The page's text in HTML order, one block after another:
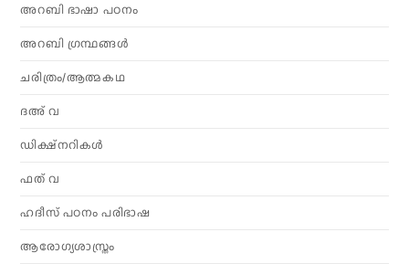
അറബി ഭാഷാ പഠനം
അറബി ഗ്രന്ഥങ്ങൾ
ചരിത്രം/ആത്മകഥ
ദഅ് വ
ഡിക്ഷ്നറികൾ
ഫത് വ
ഹദീസ് പഠനം പരിഭാഷ
ആരോഗ്യശാസ്ത്രം